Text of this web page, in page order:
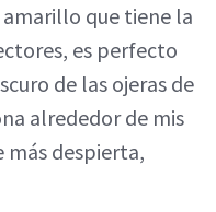
que tiene la
es perfecto
de las ojeras de
alrededor de mis
más despierta,